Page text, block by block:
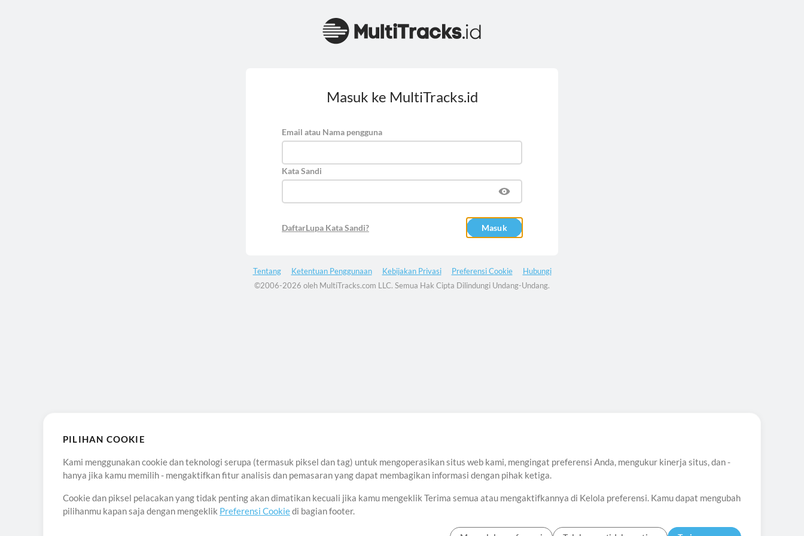
PILIHAN COOKIE
Kami menggunakan cookie dan teknologi serupa (termasuk piksel dan tag) untuk mengoperasikan situs web kami, mengingat preferensi Anda, mengukur kinerja situs, dan -
hanya jika kamu memilih - mengaktifkan fitur analisis dan pemasaran yang dapat membagikan informasi dengan pihak ketiga.
Cookie dan piksel pelacakan yang tidak penting akan dimatikan kecuali jika kamu mengeklik Terima semua atau mengaktifkannya di Kelola preferensi. Kamu dapat mengubah
pilihanmu kapan saja dengan mengeklik Preferensi Cookiedi bagian footer.
Masuk ke MultiTracks.id
Email atau Nama pengguna
Kata Sandi
DaftarLupa Kata Sandi? Masuk
Tentang Ketentuan Penggunaan Kebijakan Privasi Preferensi Cookie
Hubungi
©2006-2026 oleh MultiTracks.com LLC. Semua Hak Cipta Dilindungi Undang-Undang.